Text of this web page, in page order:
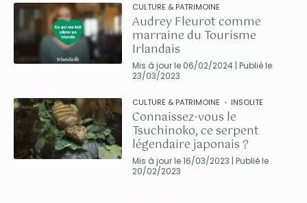
CULTURE & PATRIMOINE
Audrey Fleurot comme
marraine du Tourisme
Irlandais
Mis à jour le 06/02/2024 | Publié le
23/03/2023
CULTURE & PATRIMOINE INSOLITE
Connaissez-vous le
Tsuchinoko, ce serpent
légendaire japonais ?
Mis à jour le 16/03/2023 | Publié le
20/02/2023